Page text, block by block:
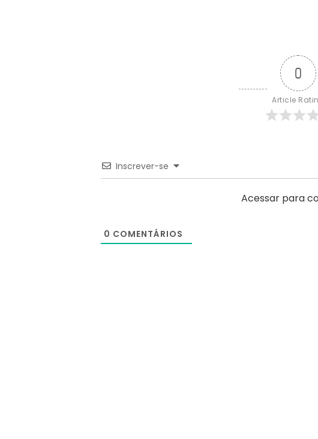
0
Article
Inscrever-se
Acessar para
0 COMENTÁRIOS